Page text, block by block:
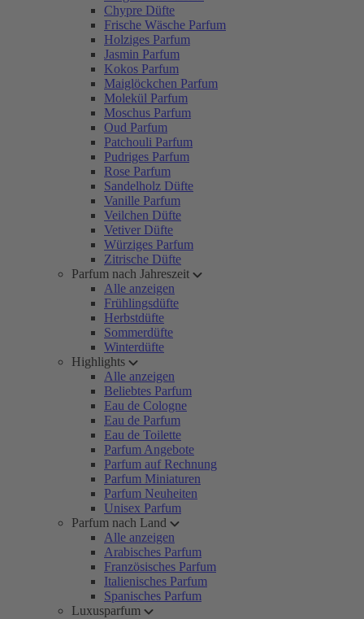
Chypre Düfte
Frische Wäsche Parfum
Holziges Parfum
Jasmin Parfum
Kokos Parfum
Maiglöckchen Parfum
Molekül Parfum
Moschus Parfum
Oud Parfum
Patchouli Parfum
Pudriges Parfum
Rose Parfum
Sandelholz Düfte
Vanille Parfum
Veilchen Düfte
Vetiver Düfte
Würziges Parfum
Zitrische Düfte
Parfum nach Jahreszeit
Alle anzeigen
Frühlingsdüfte
Herbstdüfte
Sommerdüfte
Winterdüfte
Highlights
Alle anzeigen
Beliebtes Parfum
Eau de Cologne
Eau de Parfum
Eau de Toilette
Parfum Angebote
Parfum auf Rechnung
Parfum Miniaturen
Parfum Neuheiten
Unisex Parfum
Parfum nach Land
Alle anzeigen
Arabisches Parfum
Französisches Parfum
Italienisches Parfum
Spanisches Parfum
Luxusparfum